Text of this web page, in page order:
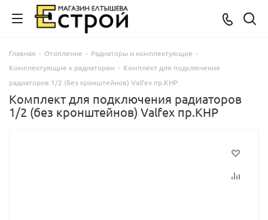
Главная - Отопление - Радиаторы и комплектующие -
Комплектующие к радиаторам - Комплект для подключения
радиаторов 1/2 (без кронштейнов) Valfex пр.КНР
Комплект для подключения радиаторов
1/2 (без кронштейнов) Valfex пр.КНР